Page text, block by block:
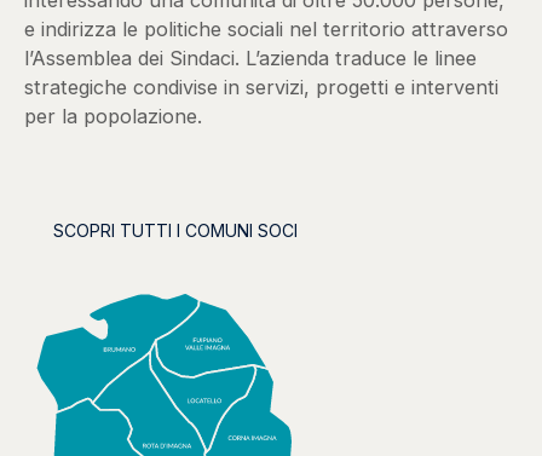
e indirizza le politiche sociali nel territorio attraverso
l’Assemblea dei Sindaci. L’azienda traduce le linee
strategiche condivise in servizi, progetti e interventi
per la popolazione.
SCOPRI TUTTI I COMUNI SOCI